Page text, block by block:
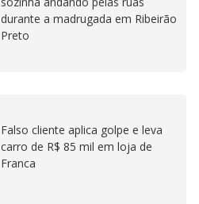
durante a madrugada em Ribeirão
Preto
Falso cliente aplica golpe e leva
carro de R$ 85 mil em loja de
Franca